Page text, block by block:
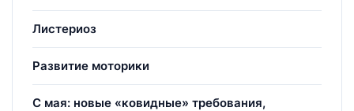
Листериоз
Развитие моторики
С мая: новые «ковидные» требования,